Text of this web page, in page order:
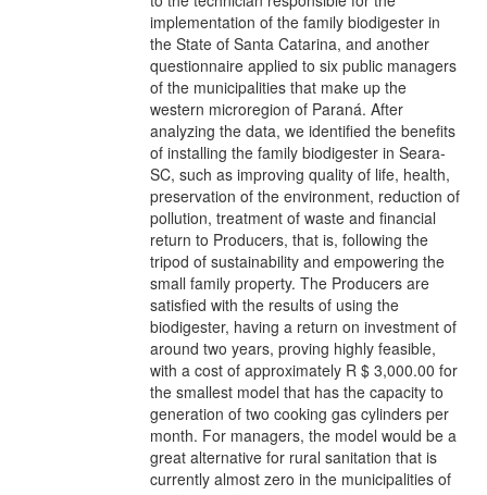
implementation of the family biodigester in
the State of Santa Catarina, and another
questionnaire applied to six public managers
of the municipalities that make up the
western microregion of Paraná. After
analyzing the data, we identified the benefits
of installing the family biodigester in Seara-
SC, such as improving quality of life, health,
preservation of the environment, reduction of
pollution, treatment of waste and financial
return to Producers, that is, following the
tripod of sustainability and empowering the
small family property. The Producers are
satisfied with the results of using the
biodigester, having a return on investment of
around two years, proving highly feasible,
with a cost of approximately R $ 3,000.00 for
the smallest model that has the capacity to
generation of two cooking gas cylinders per
month. For managers, the model would be a
great alternative for rural sanitation that is
currently almost zero in the municipalities of